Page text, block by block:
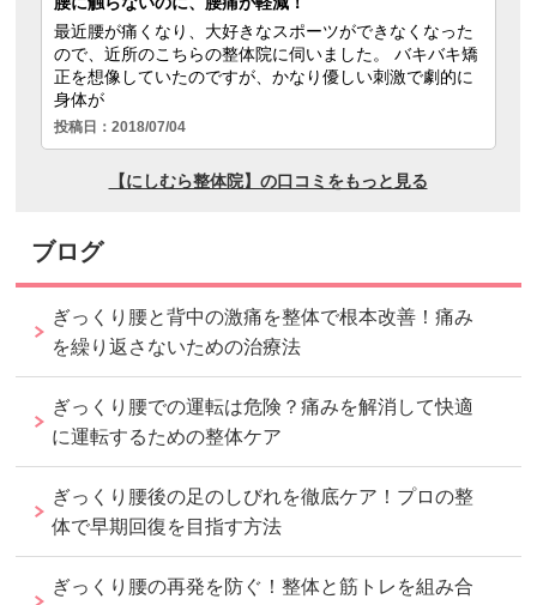
ブログ
ぎっくり腰と背中の激痛を整体で根本改善！痛み
を繰り返さないための治療法
ぎっくり腰での運転は危険？痛みを解消して快適
に運転するための整体ケア
ぎっくり腰後の足のしびれを徹底ケア！プロの整
体で早期回復を目指す方法
ぎっくり腰の再発を防ぐ！整体と筋トレを組み合